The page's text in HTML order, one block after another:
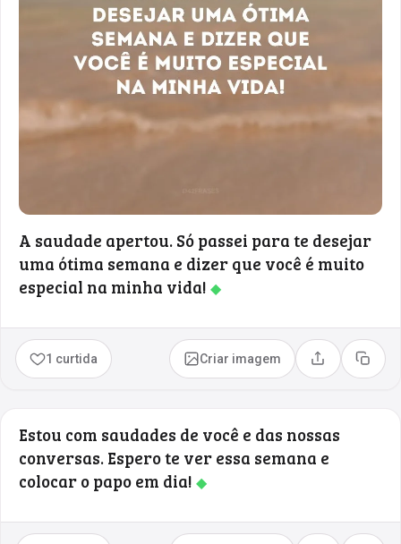
A saudade apertou. Só passei para te desejar
uma ótima semana e dizer que você é muito
especial na minha vida! ◆
1 curtida Criar imagem Compartilhar
Copiar
Estou com saudades de você e das nossas
conversas. Espero te ver essa semana e
colocar o papo em dia! ◆